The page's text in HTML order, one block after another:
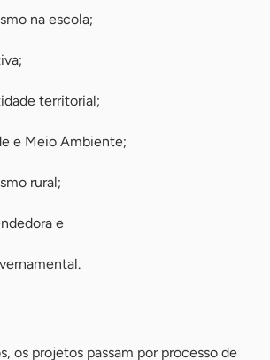
na escola;
territorial;
e Meio Ambiente;
rural;
e
os projetos passam por processo de